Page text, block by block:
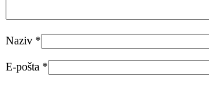
Naziv *
E-pošta *